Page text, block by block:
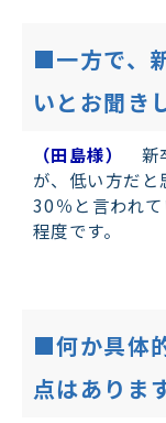
■一方で、
いとお聞き
（田島様）
新
が、低い方だと
30％と言われ
程度です。
■何か具体
点はありま